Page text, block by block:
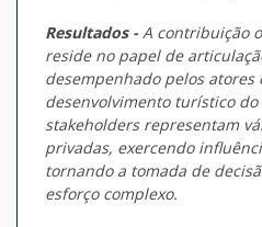
Resultados - A contribuição
reside no papel de
desempenhado pelos atores
desenvolvimento turístico do
stakeholdersrepresentam
privadas, exercendo
tornando a tomada de
esforço complexo.